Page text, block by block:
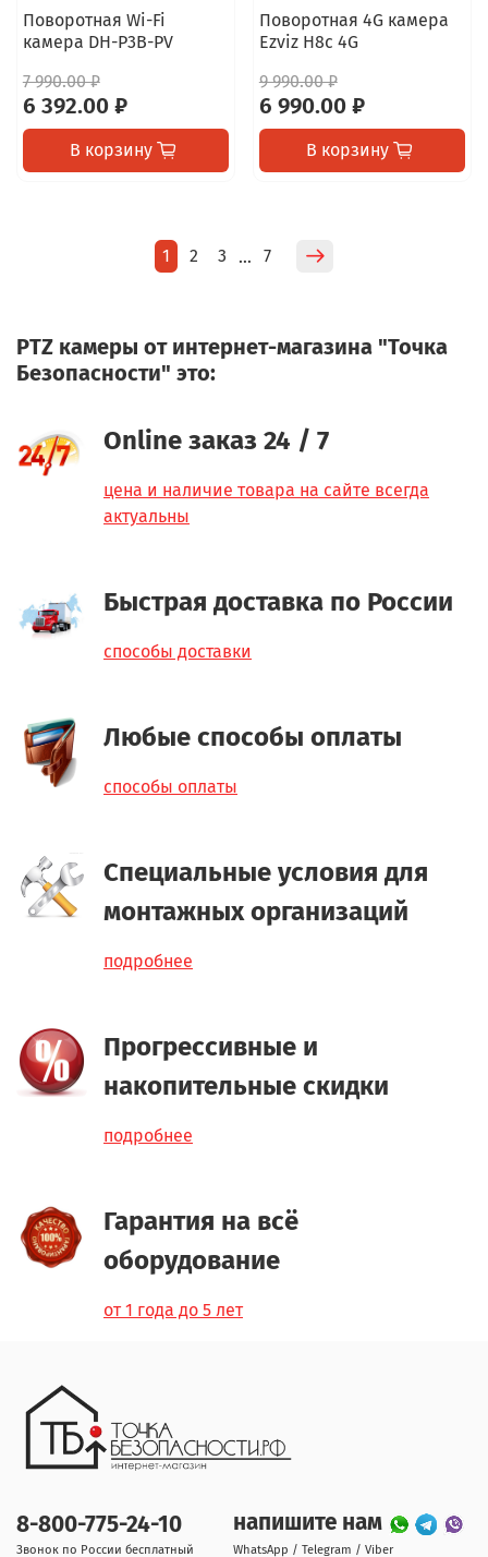
Поворотная Wi-Fi
камера DH-P3B-PV
7 990.00 ₽
6 392.00 ₽
В корзину
Поворотная 4G камера
Ezviz H8c 4G
9 990.00 ₽
6 990.00 ₽
В корзину
1 2 3 … 7
PTZ камеры от интернет-магазина "Точка
Безопасности" это:
Online заказ 24 / 7
цена и наличие товара на сайте всегда
актуальны
Быстрая доставка по России
способы доставки
Любые способы оплаты
способы оплаты
Специальные условия для
монтажных организаций
подробнее
Прогрессивные и
накопительные скидки
подробнее
Гарантия на всё
оборудование
от 1 года до 5 лет
8-800-775-24-10
Звонок по России бесплатный
напишите нам
WhatsApp / Telegram / Viber